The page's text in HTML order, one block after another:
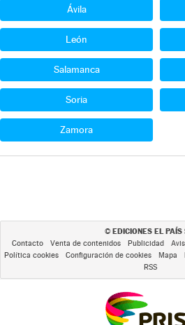
Ávila
León
Salamanca
Soria
Zamora
© EDICIONES EL PAÍS
Contacto Venta de contenidos Publicidad
Política cookies
Configuración de cookies Mapa
RSS